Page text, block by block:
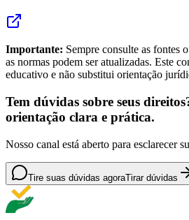
Importante: Sempre consulte as fontes
as normas podem ser atualizadas. Este
educativo e não substitui orientação
Tem dúvidas sobre seus
orientação clara e prática.
Nosso canal está aberto para esclarecer
Tire suas dúvidas agoraTirar dúvidas